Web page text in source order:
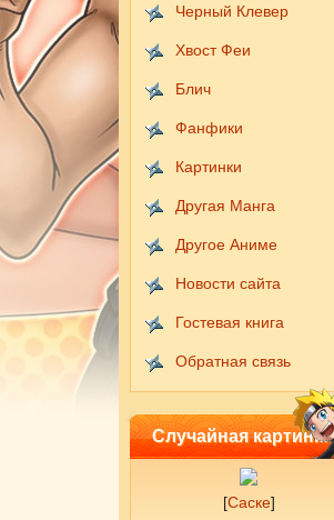
Черный Клевер
Хвост Феи
Блич
Фанфики
Картинки
Другая Манга
Другое Аниме
Новости сайта
Гостевая книга
Обратная связь
Случайная картинка
[Саске]